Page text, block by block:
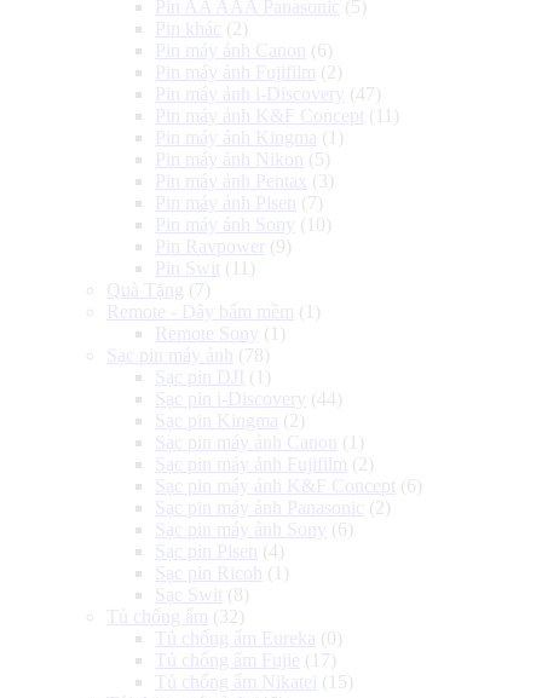
Pin AA AAA Panasonic (5)
Pin khác (2)
Pin máy ảnh Canon
(6)
Pin máy ảnh Fujifilm (2)
Pin máy ảnh i-Discovery (47)
Pin máy ảnh K&F Concept (11)
Pin máy ảnh Kingma (1)
Pin máy ảnh Nikon
(5)
Pin máy ảnh Pentax (3)
Pin máy ảnh Pisen
(7)
Pin máy ảnh Sony (10)
Pin Ravpower
(9)
Pin Swit (11)
Quà Tặng (7)
Remote - Dây bấm mềm (1)
Remote Sony (1)
Sạc pin máy ảnh
(78)
Sạc pin DJI (1)
Sạc pin i-Discovery (44)
Sạc pin Kingma (2)
Sạc pin máy ảnh Canon
(1)
Sạc pin máy ảnh Fujifilm (2)
Sạc pin máy ảnh K&F Concept (6)
Sạc pin máy ảnh Panasonic (2)
Sạc pin máy ảnh Sony (6)
Sạc pin Pisen
(4)
Sạc pin Ricoh
(1)
Sạc Swit (8)
Tủ chống ẩm (32)
Tủ chống ẩm Eureka (0)
Tủ chống ẩm Fujie (17)
Tủ chống ẩm Nikatei (15)